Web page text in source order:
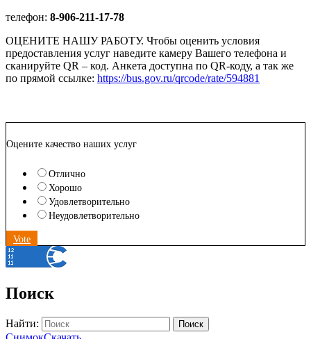
телефон: 8-906-211-17-78
ОЦЕНИТЕ НАШУ РАБОТУ. Чтобы оценить условия
предоставления услуг наведите камеру Вашего телефона и
сканируйте QR – код. Анкета доступна по QR-коду, а так же
по прямой ссылке: https://bus.gov.ru/qrcode/rate/594881
Оцените качество наших услуг
Отлично
Хорошо
Удовлетворительно
Неудовлетворительно
Vote
Поиск
Найти: Поиск